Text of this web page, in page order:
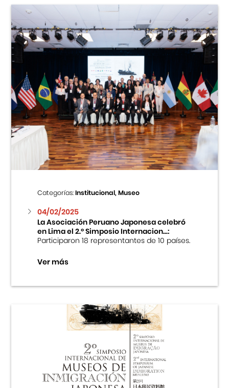
Categorías:Institucional, Museo
04/02/2025
La Asociación Peruano Japonesa celebró
en Lima el 2.º Simposio Internacion...:
Participaron 18 representantes de 10 países.
Ver más